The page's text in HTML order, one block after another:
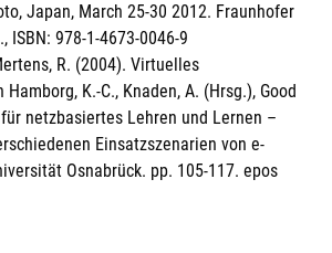
Japan, March 25-30 2012. Fraunhofer
ISBN: 978-1-4673-0046-9
R. (2004). Virtuelles
K.-C., Knaden, A. (Hrsg.), Good
netzbasiertes Lehren und Lernen –
Einsatzszenarien von e-
Osnabrück. pp. 105-117. epos